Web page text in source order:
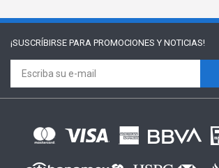
¡SUSCRÍBIRSE PARA PROMOCIONES Y NOTICIAS!